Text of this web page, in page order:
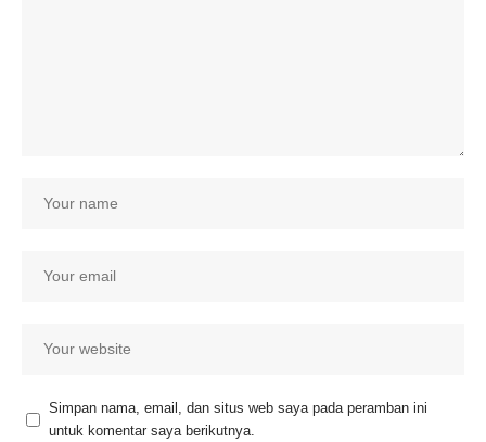
Simpan nama, email, dan situs web saya pada peramban ini
untuk komentar saya berikutnya.